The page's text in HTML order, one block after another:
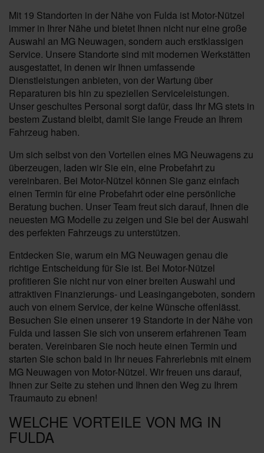
Mit 19 Standorten in der Nähe von Fulda ist Motor-Nützel
immer in Ihrer Nähe und bietet Ihnen nicht nur eine große
Auswahl an MG Neuwagen, sondern auch erstklassigen
Service. Unsere Standorte sind mit modernen Werkstätten
ausgestattet, in denen wir Ihnen umfassende
Dienstleistungen anbieten, von der Wartung über
Reparaturen bis hin zu speziellen Serviceleistungen.
Unser geschultes Personal sorgt dafür, dass Ihr MG stets in
bestem Zustand bleibt, damit Sie lange Freude an Ihrem
Fahrzeug haben.
Um sich selbst von den Vorteilen eines MG Neuwagens zu
überzeugen, laden wir Sie ein, eine Probefahrt zu
vereinbaren. Bei Motor-Nützel können Sie ganz einfach
einen Termin für eine Probefahrt oder eine persönliche
Beratung buchen. Unser Team freut sich darauf, Ihnen die
neuesten MG Modelle zu zeigen und Sie bei der Auswahl
des perfekten Fahrzeugs zu unterstützen.
Entdecken Sie, warum ein MG Neuwagen genau die
richtige Entscheidung für Sie ist. Bei Motor-Nützel
profitieren Sie nicht nur von einer breiten Auswahl und
attraktiven Finanzierungs- und Leasingangeboten, sondern
auch von einem Service, der keine Wünsche offenlässt.
Besuchen Sie einen unserer 19 Standorte in der Nähe von
Fulda und lassen Sie sich von unserem erfahrenen Team
beraten. Vereinbaren Sie noch heute einen Termin und
starten Sie schon bald in Ihr neues Fahrerlebnis mit einem
MG Neuwagen von Motor-Nützel. Wir freuen uns darauf,
Ihnen zur Seite zu stehen und Ihnen den Weg zu Ihrem
Traumauto zu ebnen!
WELCHE VORTEILE VON MG IN
FULDA